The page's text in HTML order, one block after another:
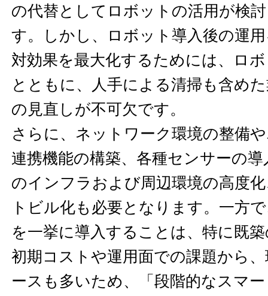
の代替としてロボットの活用が検
す。しかし、ロボット導入後の運
対効果を最大化するためには、ロ
とともに、人手による清掃も含め
の見直しが不可欠です。
さらに、ネットワーク環境の整備
連携機能の構築、各種センサーの
のインフラおよび周辺環境の高度
トビル化も必要となります。一方
を一挙に導入することは、特に既
初期コストや運用面での課題から
ースも多いため、「段階的なスマ